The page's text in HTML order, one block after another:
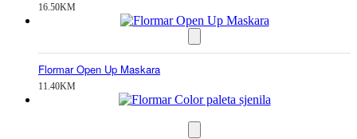
16.50KM
Flormar Open Up Maskara
11.40KM